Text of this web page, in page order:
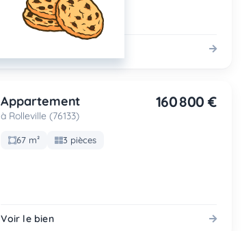
Appartement
à Rolleville (76133)
160 800 €
67 m² 3 pièces
Voir le bien